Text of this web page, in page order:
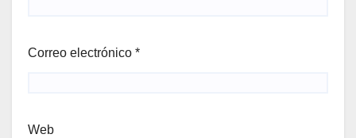
Correo electrónico *
Web